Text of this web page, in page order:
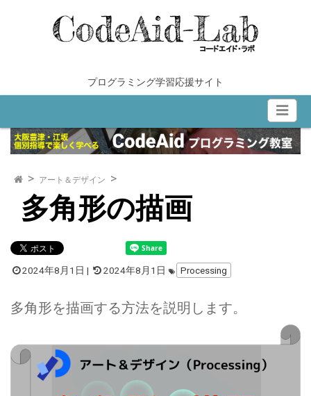
プログラミング学習応援サイト
アート＆デザイン
多角形の描画
2024年8月1日 | 2024年8月1日 Processing
多角形を描画する方法を説明します。